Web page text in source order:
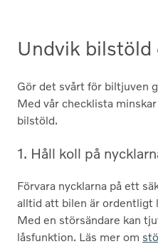
Undvik
Gör det svårt för biltjuven
Med vår checklista
bilstöld.
1. Håll koll på
Förvara nycklarna på ett
alltid att bilen är ordentligt
Med en störsändare kan
låsfunktion. Läs mer om